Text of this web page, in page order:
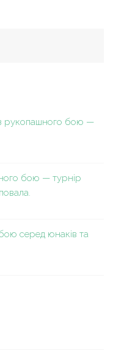
з рукопашного бою —
бою — турнір
серед юнаків та